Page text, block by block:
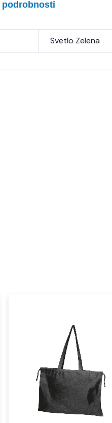
podrobnosti
Svetlo Zelena